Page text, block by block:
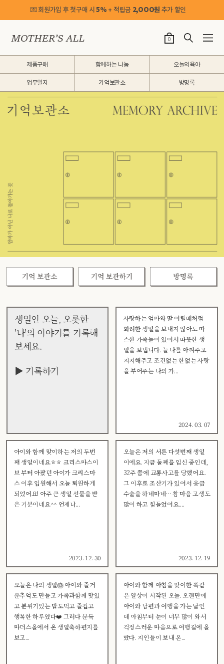
💌 회원가입 후 첫구매 시5% + 적립금 2,OOO원 추가 할인
0
제품구매 함께하는 나눔 오늘의육아
업무일지 기억보관소 방명록
생일인 오늘, 오롯한
'나'의 이야기를 기록해
보세요.
▶ 기록하기
사랑하는 엄마와 딸 어릴때처럼
화려한 생일을 보내지 않아도 따
스한 가족들이 있어서 따뜻한 생
일을 보냅니다. 늘 나를 아껴주고
지지해주고 조건없는 한없는 사랑
을 부어주는 나의 가...
2024. 03. 07
아이와 함께 맞이하는 저의 두번
째 생일이네요ㅎㅎ 크리스마스이
브 부터 아팠던 아이가 크리스마
스 이후 입원해서 오늘 퇴원하게
되었어요! 아주 큰 생일 선물을 받
은 기분이네요^^ 언제나...
2023. 12. 30
오늘은 저의 서른 다섯번째 생일
이에요. 지금 둘째를 임신 중인데,
32주 쯤에 교통사고를 당했어요.
그 이후로 조산기가 있어서 응급
수술을 하네마네… 참 마음 고생도
많이 하고 힘들었어요....
2023. 12. 19
오늘은 나의 생일🎂 아이와 즐거
운추억도 만들고 가족과함께 맛있
고 분위기있는 밥도먹고 즐겁고
행복한 하루였다❤️ 그러다 문득
마더스올에서 온 생일축하편지를
보고...
아이와 함께 아침을 맞이한 똑같
은 일상이 시작된 오늘. 오랜만에
아이와 남편과 여행을 가는 날인
데 아침부터 눈이 너무 많이 와서
걱정스러운 마음으로 여행길에 올
랐다. 지인들이 보내 온...